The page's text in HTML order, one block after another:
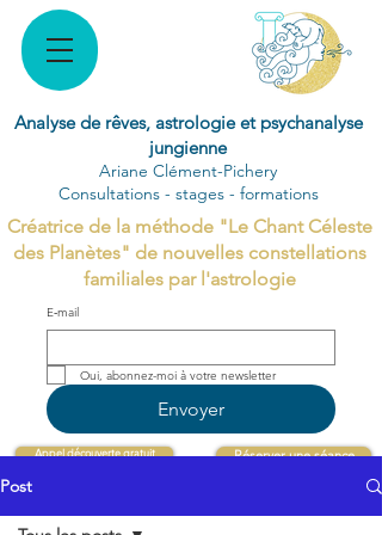
Analyse de rêves, astrologie et psychanalyse
jungienne
Ariane Clément-Pichery
Consultations - stages - formations
Créatrice de la méthode "Le Chant Céleste
des Planètes" de nouvelles constellations
familiales par l'astrologie
E‑mail
Envoyer
Appel découverte gratuit Réserver une séance
Post